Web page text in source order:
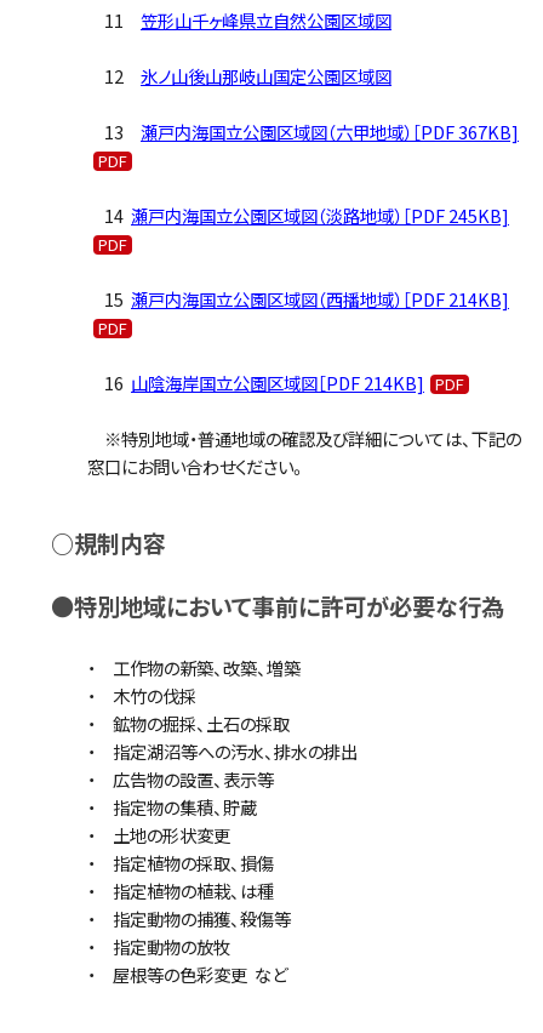
11 笠形山千ヶ峰県立自然公園区域図
12 氷ノ山後山那岐山国定公園区域図
13 瀬戸内海国立公園区域図（六甲地域）［PDF 367KB]
14 瀬戸内海国立公園区域図（淡路地域）［PDF 245KB]
15 瀬戸内海国立公園区域図（西播地域）［PDF 214KB]
16 山陰海岸国立公園区域図［PDF 214KB]
※特別地域・普通地域の確認及び詳細については、下記の
窓口にお問い合わせください。
○規制内容
●特別地域において事前に許可が必要な行為
・ 工作物の新築、改築、増築
・ 木竹の伐採
・ 鉱物の掘採、土石の採取
・ 指定湖沼等への汚水、排水の排出
・ 広告物の設置、表示等
・ 指定物の集積、貯蔵
・ 土地の形状変更
・ 指定植物の採取、損傷
・ 指定植物の植栽、は種
・ 指定動物の捕獲、殺傷等
・ 指定動物の放牧
・ 屋根等の色彩変更 など